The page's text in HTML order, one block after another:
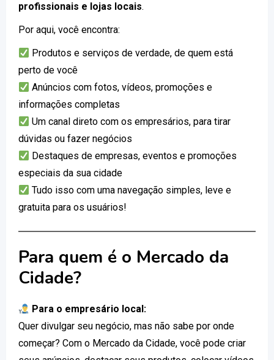
profissionais e lojas locais.
Por aqui, você encontra:
Produtos e serviços de verdade, de quem está
perto de você
Anúncios com fotos, vídeos, promoções e
informações completas
Um canal direto com os empresários, para tirar
dúvidas ou fazer negócios
Destaques de empresas, eventos e promoções
especiais da sua cidade
Tudo isso com uma navegação simples, leve e
gratuita para os usuários!
Para quem é o Mercado da
Cidade?
Para o empresário local:
Quer divulgar seu negócio, mas não sabe por onde
começar? Com o Mercado da Cidade, você pode criar